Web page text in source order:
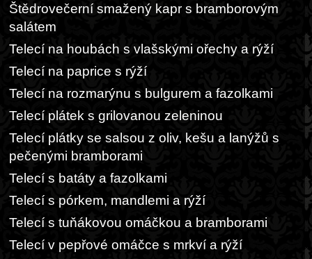
Štědrovečerní smažený kapr s bramborovým
salátem
Telecí na houbách s vlašskými ořechy a rýží
Telecí na paprice s rýží
Telecí na rozmarýnu s bulgurem a fazolkami
Telecí plátek s grilovanou zeleninou
Telecí plátky se salsou z oliv, kešu a lanýžů s
pečenými bramborami
Telecí s batáty a fazolkami
Telecí s pórkem, mandlemi a rýží
Telecí s tuňákovou omáčkou a bramborami
Telecí v pepřové omáčce s mrkví a rýží